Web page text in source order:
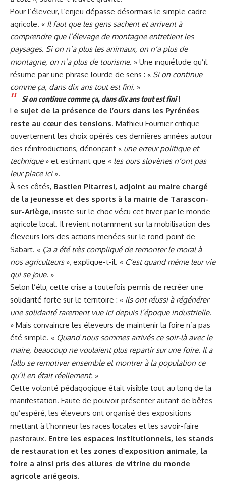
Pour l’éleveur, l’enjeu dépasse désormais le simple cadre
agricole. « Il faut que les gens sachent et arrivent à
comprendre que l’élevage de montagne entretient les
paysages. Si on n’a plus les animaux, on n’a plus de
montagne, on n’a plus de tourisme. » Une inquiétude qu’il
résume par une phrase lourde de sens : « Si on continue
comme ça, dans dix ans tout est fini. »
Si on continue comme ça, dans dix ans tout est fini!
L e sujet de la présence de l’ours dans les Pyrénées
reste au cœur des tensions. Mathieu Fournier critique
ouvertement les choix opérés ces dernières années autour
des réintroductions, dénonçant « une erreur politique et
technique» et estimant que « les ours slovènes n’ont pas
leur place ici ».
À ses côtés, Bastien Pitarresi, adjoint au maire chargé
de la jeunesse et des sports à la mairie de Tarascon-
sur-Ariège, insiste sur le choc vécu cet hiver par le monde
agricole local. Il revient notamment sur la mobilisation des
éleveurs lors des actions menées sur le rond-point de
Sabart. « Ça a été très compliqué de remonter le moral à
nos agriculteurs», explique-t-il. « C’est quand même leur vie
qui se joue. »
Selon l’élu, cette crise a toutefois permis de recréer une
solidarité forte sur le territoire : « Ils ont réussi à régénérer
une solidarité rarement vue ici depuis l’époque industrielle.
» Mais convaincre les éleveurs de maintenir la foire n’a pas
été simple. « Quand nous sommes arrivés ce soir-là avec le
maire, beaucoup ne voulaient plus repartir sur une foire. Il a
fallu se remotiver ensemble et montrer à la population ce
qu’il en était réellement. »
Cette volonté pédagogique était visible tout au long de la
manifestation. Faute de pouvoir présenter autant de bêtes
qu’espéré, les éleveurs ont organisé des expositions
mettant à l’honneur les races locales et les savoir-faire
pastoraux. Entre les espaces institutionnels, les stands
de restauration et les zones d’exposition animale, la
foire a ainsi pris des allures de vitrine du monde
agricole ariégeois.